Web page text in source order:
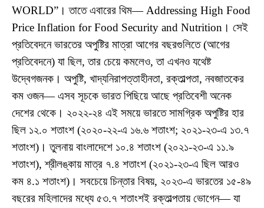
WORLD”। তাতে এবারের থিম— Addressing High Food
Price Inflation for Food Security and Nutrition। সেই
প্রতিবেদনে ভারতের অপুষ্টির মাত্রা আগের বছরগুলিতে (আগের
প্রতিবেদনে) যা ছিল, তার চেয়ে কমলেও, তা এখনও যথেষ্ট
উদ্বেগজনক। অপুষ্টি, খাদ্যনিরাপত্তাহীনতা, রক্তাল্পতা, নবজাতকের
কম ওজন— এসব সূচকে ভারত পিছিয়ে আছে প্রতিবেশী অনেক
দেশের থেকে। ২০২২-২৪ এই সময়ে ভারতে সামগ্রিক অপুষ্টির হার
ছিল ১২.০ শতাংশ (২০২০-২২-এ ১৬.৬ শতাংশ; ২০২১-২৩-এ ১৩.৭
শতাংশ)। তুলনায় বাংলাদেশে ১০.৪ শতাংশ (২০২১-২৩-এ ১১.৯
শতাংশ), শ্রীলঙ্কায় মাত্র ৭.৪ শতাংশ (২০২১-২৩-এ ছিল আরও
কম ৪.১ শতাংশ)। সবচেয়ে চিন্তার বিষয়, ২০২৩-এ ভারতের ১৫-৪৯
বছরের মহিলাদের মধ্যে ৫৩.৭ শতাংশই রক্তাল্পতায় ভোগেন— যা